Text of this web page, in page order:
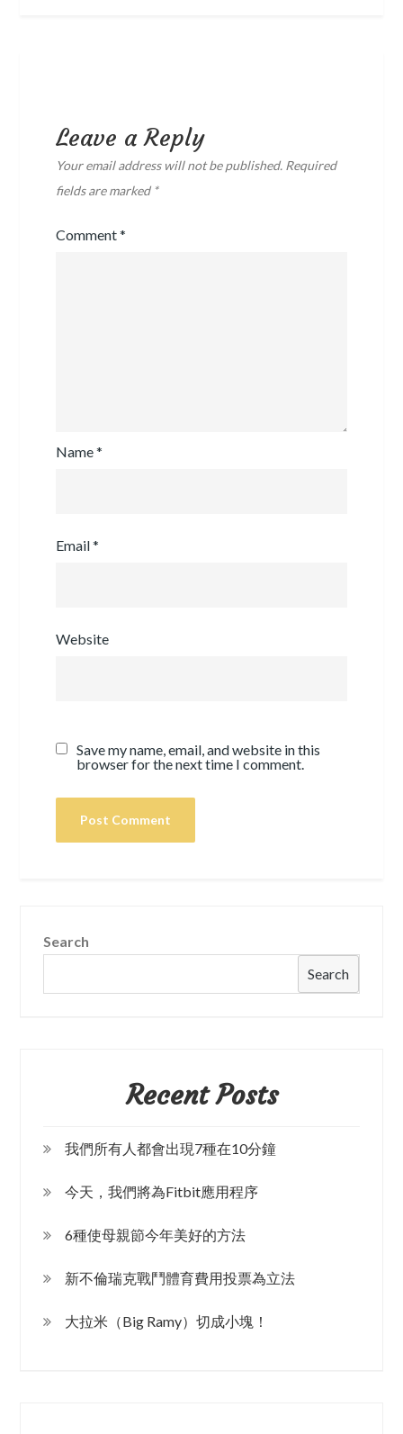
Leave a Reply
Your email address will not be published. Required
fields are marked *
Comment*
Name*
Email*
Website
Save my name, email, and website in this
browser for the next time I comment.
Search
Search
Recent Posts
我們所有人都會出現7種在10分鐘
今天，我們將為Fitbit應用程序
6種使母親節今年美好的方法
新不倫瑞克戰鬥體育費用投票為立法
大拉米（Big Ramy）切成小塊！